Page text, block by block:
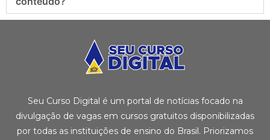
Seu Curso Digital é um portal de notícias focado na
divulgação de vagas em cursos gratuitos disponibilizadas
por todas as instituições de ensino do Brasil. Priorizamos